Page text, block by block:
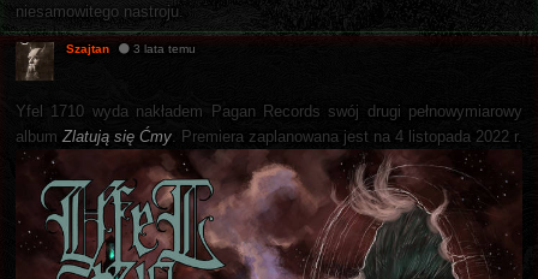
niesamowitego nastroju.
Szajtan 3 lata temu
Yfel 1710 wyda nakładem Pagan Records swój drugi pełnowymiarowy
album Zlatują się Ćmy . Premiera zaplanowana jest na 4 listopada 2022 r.